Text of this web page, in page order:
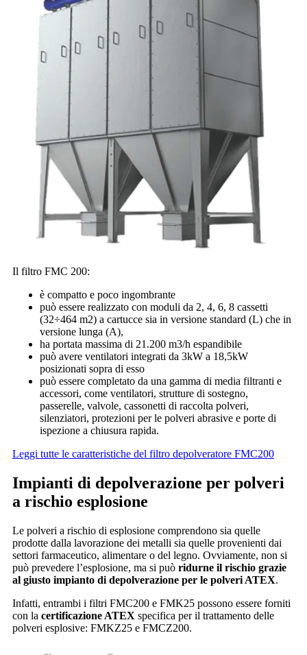
Il filtro FMC 200:
è compatto e poco ingombrante
può essere realizzato con moduli da 2, 4, 6, 8 cassetti
(32÷464 m2) a cartucce sia in versione standard (L) che in
versione lunga (A),
ha portata massima di 21.200 m3/h espandibile
può avere ventilatori integrati da 3kW a 18,5kW
posizionati sopra di esso
può essere completato da una gamma di media filtranti e
accessori, come ventilatori, strutture di sostegno,
passerelle, valvole, cassonetti di raccolta polveri,
silenziatori, protezioni per le polveri abrasive e porte di
ispezione a chiusura rapida.
Leggi tutte le caratteristiche del filtro depolveratore FMC200
Impianti di depolverazione per polveri
a rischio esplosione
Le polveri a rischio di esplosione comprendono sia quelle
prodotte dalla lavorazione dei metalli sia quelle provenienti dai
settori farmaceutico, alimentare o del legno. Ovviamente, non si
può prevedere l’esplosione, ma si può ridurne il rischio grazie
al giusto impianto di depolverazione per le polveri ATEX.
Infatti, entrambi i filtri FMC200 e FMK25 possono essere forniti
con la certificazione ATEX specifica per il trattamento delle
polveri esplosive: FMKZ25 e FMCZ200.